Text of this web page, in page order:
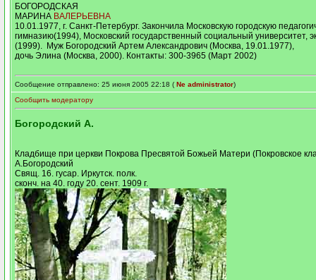
БОГОРОДСКАЯ
МАРИНА ВАЛЕРЬЕВНА
10.01.1977, г. Санкт-Петербург. Закончила Московскую городскую
гимназию(1994), Московский государственный социальный университет,
(1999). Муж Богородский Артем Александрович (Москва, 19.01.1977),
дочь Элина (Москва, 2000). Контакты: 300-3965 (Март 2002)
Сообщение отправлено: 25 июня 2005 22:18 ( Ne administrator)
Сообщить модератору
Богородский А.
Кладбище при церкви Покрова Пресвятой Божьей Матери (Покровское
А.Богородский
Свящ. 16. гусар. Иркутск. полк.
сконч. на 40. году 20. сент. 1909 г.